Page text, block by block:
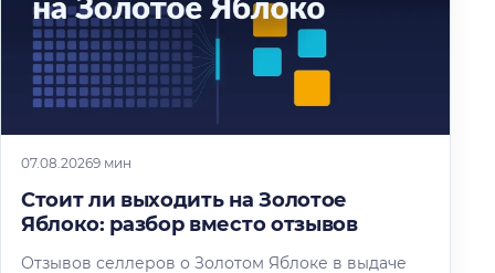
07.08.20269 мин
Стоит ли выходить на Золотое
Яблоко: разбор вместо отзывов
Отзывов селлеров о Золотом Яблоке в выдаче